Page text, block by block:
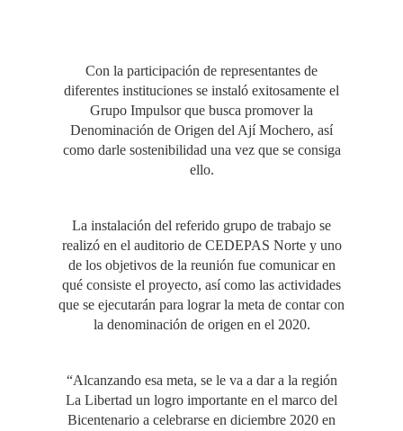
Con la participación de representantes de
diferentes instituciones se instaló exitosamente el
Grupo Impulsor que busca promover la
Denominación de Origen del Ají Mochero, así
como darle sostenibilidad una vez que se consiga
ello.
La instalación del referido grupo de trabajo se
realizó en el auditorio de CEDEPAS Norte y uno
de los objetivos de la reunión fue comunicar en
qué consiste el proyecto, así como las actividades
que se ejecutarán para lograr la meta de contar con
la denominación de origen en el 2020.
“Alcanzando esa meta, se le va a dar a la región
La Libertad un logro importante en el marco del
Bicentenario a celebrarse en diciembre 2020 en